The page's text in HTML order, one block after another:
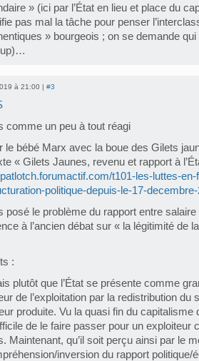
» (ici par l’État en lieu et place du
pas mal la tâche pour penser
» bourgeois ; on se demande
à 21:00 | #3
comme un peu à tout réagi
le bébé Marx avec la boue des Gilets
« Gilets Jaunes, revenu et rapport à
t101-les-luttes-
politique-depuis-le-17-
posé le problème du rapport entre
à l’ancien débat sur « la légitimité de
:
plutôt que l’État se présente comme
de l’exploitation par la redistribution du
produite. Vu la quasi fin du capitalisme
de le faire passer pour un exploiteur
Maintenant, qu’il soit perçu ainsi par le
inversion du rapport politique/